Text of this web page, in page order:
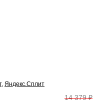
, Яндекс.Сплит
14 379 ₽